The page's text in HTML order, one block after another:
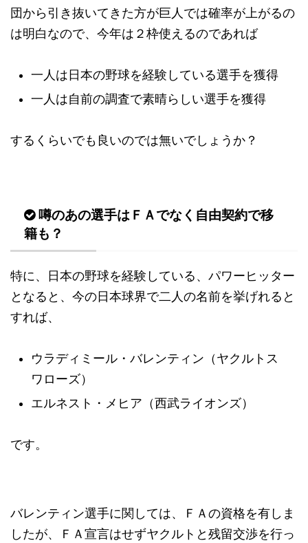
団から引き抜いてきた方が巨人では確率が上がるの
は明白なので、今年は２枠使えるのであれば
一人は日本の野球を経験している選手を獲得
一人は自前の調査で素晴らしい選手を獲得
するくらいでも良いのでは無いでしょうか？
噂のあの選手はＦＡでなく自由契約で移
籍も？
特に、日本の野球を経験している、パワーヒッター
となると、今の日本球界で二人の名前を挙げれると
すれば、
ウラディミール・バレンティン（ヤクルトス
ワローズ）
エルネスト・メヒア（西武ライオンズ）
です。
バレンティン選手に関しては、ＦＡの資格を有しま
したが、ＦＡ宣言はせずヤクルトと残留交渉を行っ